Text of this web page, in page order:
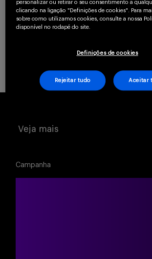
Sobre
Já possui uma conta? Clique
Veja mais
Campanha
personalizar ou retirar o seu consentimento a
clicando na ligação "Definições de cookies". Para
sobre como utilizamos cookies, consulte a nossa
disponível no rodapé do site.
Definições de cookies
Rejeitar tudo Aceitar